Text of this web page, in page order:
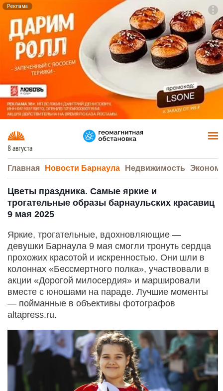
Реклама
8 августа
Главная Новости Барнаула Недвижимость
Цветы праздника. Самые яркие и
трогательные образы барнаульских красавиц
9 мая 2025
Яркие, трогательные, вдохновляющие —
девушки Барнаула 9 мая смогли тронуть сердца
прохожих красотой и искренностью. Они шли в
колоннах «Бессмертного полка», участвовали в
акции «Дорогой милосердия» и маршировали
вместе с юношами на параде. Лучшие моменты
— пойманные в объективы фотографов
altapress.ru.